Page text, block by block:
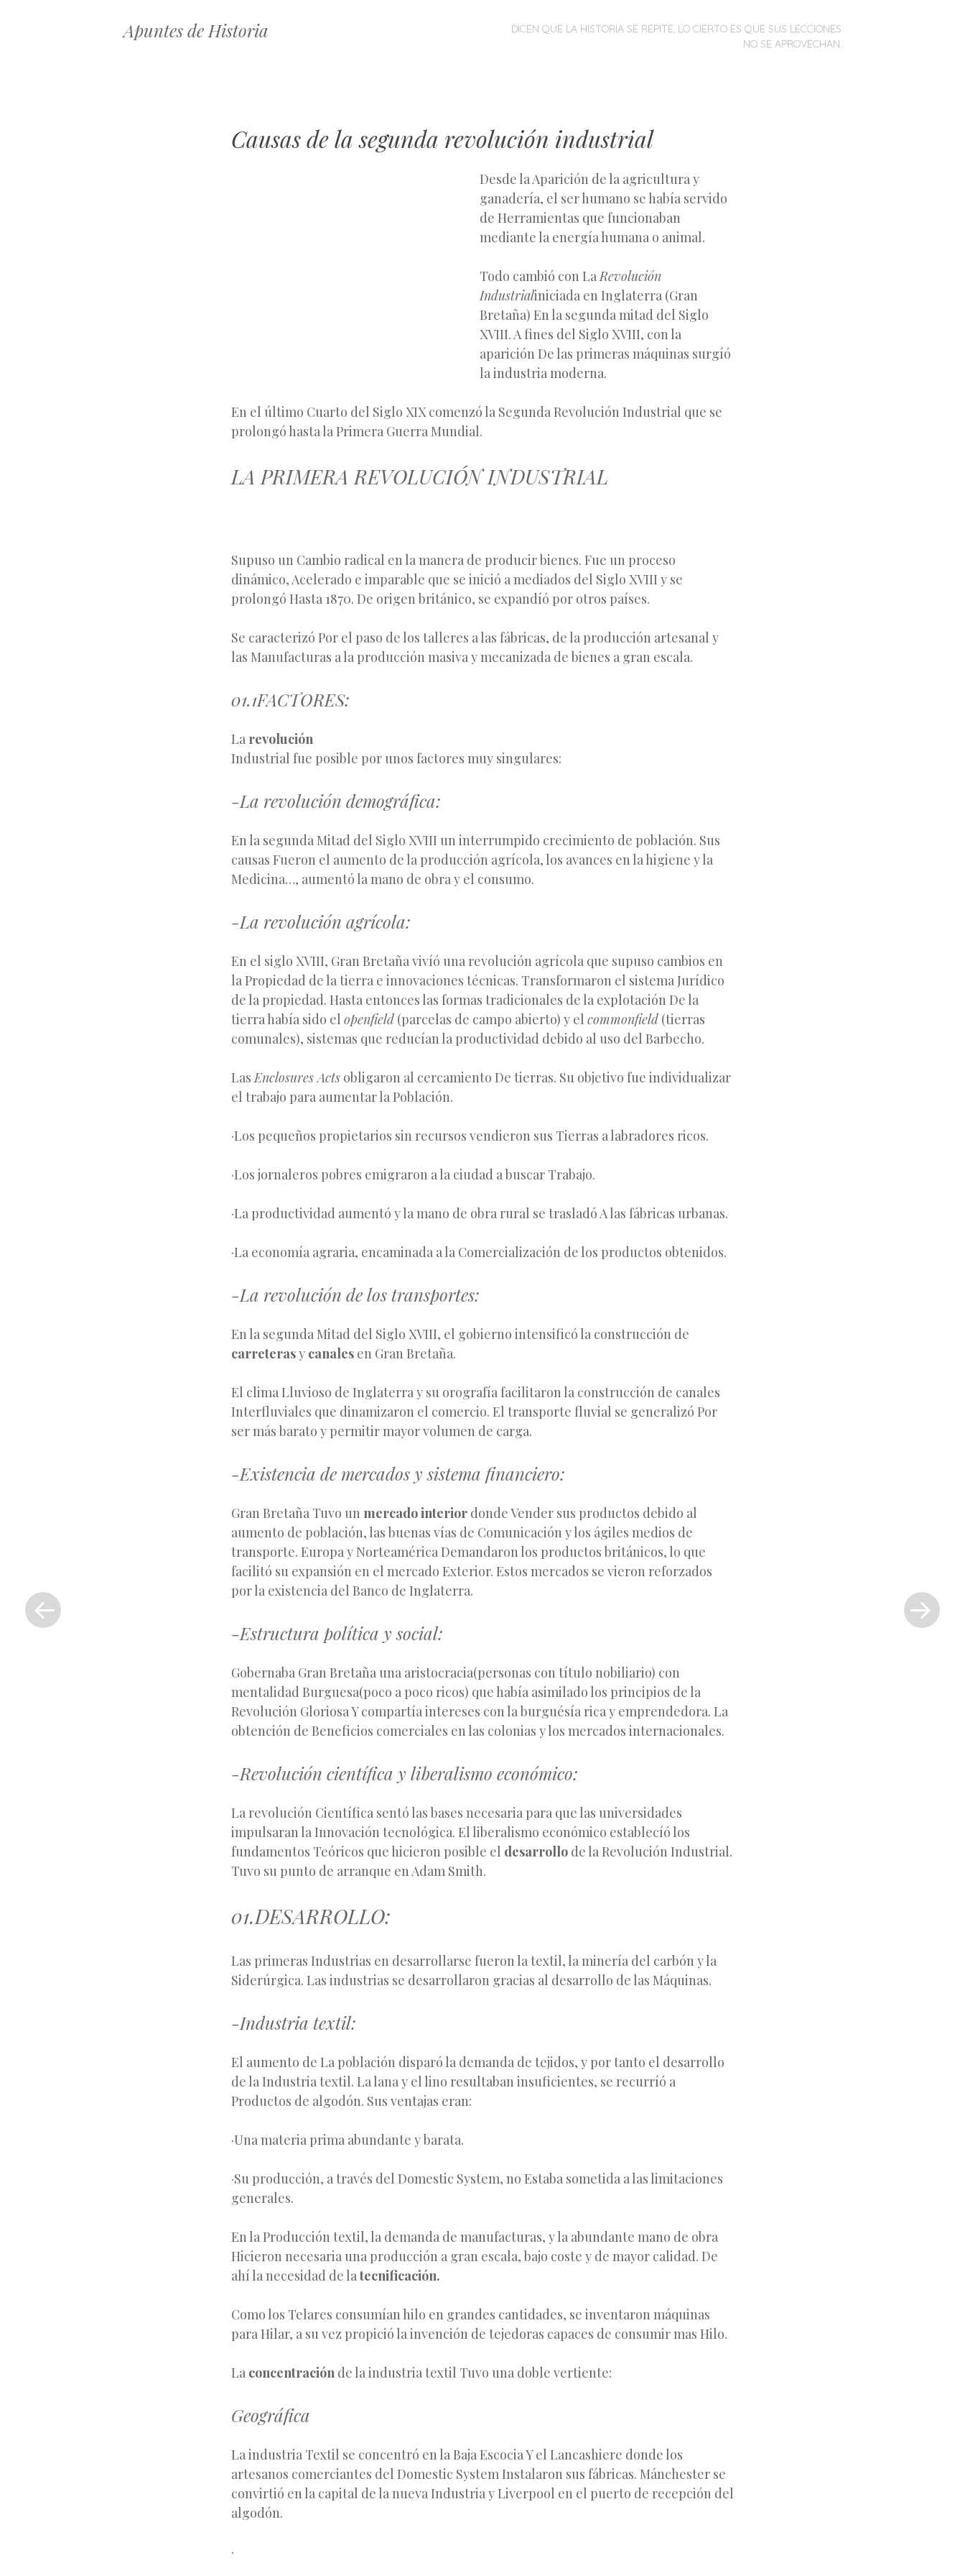
Apuntes de Historia MENÚ
SALTARDICEN QUE LA HISTORIA SE REPITE, LO CIERTO ES QUE SUS LECCIONES
NO SE APROVECHAN.
Causas de la segunda revolución industrial
Desde la Aparición de la agricultura y
ganadería, el ser humano se había servido
de Herramientas que funcionaban
mediante la energía humana o animal.
Todo cambió con LaRevolución
Industrialiniciada en Inglaterra (Gran
Bretaña) En la segunda mitad del Siglo
XVIII. A fines del Siglo XVIII, con la
aparición De las primeras máquinas surgíó
la industria moderna.
En el último Cuarto del Siglo XIX comenzó la Segunda Revolución Industrial que se
prolongó hasta la Primera Guerra Mundial.
LA PRIMERA REVOLUCIÓN INDUSTRIAL
Supuso un Cambio radical en la manera de producir bienes. Fue un proceso
dinámico, Acelerado e imparable que se inició a mediados del Siglo XVIII y se
prolongó Hasta 1870. De origen británico, se expandíó por otros países.
Se caracterizó Por el paso de los talleres a las fábricas, de la producción artesanal y
las Manufacturas a la producción masiva y mecanizada de bienes a gran escala.
01.1FACTORES:
La revolución
Industrial fue posible por unos factores muy singulares:
-La revolución demográfica:
En la segunda Mitad del Siglo XVIII un interrumpido crecimiento de población. Sus
causas Fueron el aumento de la producción agrícola, los avances en la higiene y la
Medicina…, aumentó la mano de obra y el consumo.
-La revolución agrícola:
En el siglo XVIII, Gran Bretaña vivíó una revolución agrícola que supuso cambios en
la Propiedad de la tierra e innovaciones técnicas. Transformaron el sistema Jurídico
de la propiedad. Hasta entonces las formas tradicionales de la explotación De la
tierra había sido el openfield (parcelas de campo abierto) y el commonfield (tierras
comunales), sistemas que reducían la productividad debido al uso del Barbecho.
LasEnclosures Acts obligaron al cercamiento De tierras. Su objetivo fue individualizar
el trabajo para aumentar la Población.
·Los pequeños propietarios sin recursos vendieron sus Tierras a labradores ricos.
·Los jornaleros pobres emigraron a la ciudad a buscar Trabajo.
·La productividad aumentó y la mano de obra rural se trasladó A las fábricas urbanas.
·La economía agraria, encaminada a la Comercialización de los productos obtenidos.
-La revolución de los transportes:
En la segunda Mitad del Siglo XVIII, el gobierno intensificó la construcción de
carreterasy canales en Gran Bretaña.
El clima Lluvioso de Inglaterra y su orografía facilitaron la construcción de canales
Interfluviales que dinamizaron el comercio. El transporte fluvial se generalizó Por
ser más barato y permitir mayor volumen de carga.
-Existencia de mercados y sistema financiero:
Gran Bretaña Tuvo un mercado interior donde Vender sus productos debido al
aumento de población, las buenas vías de Comunicación y los ágiles medios de
transporte. Europa y Norteamérica Demandaron los productos británicos, lo que
facilitó su expansión en el mercado Exterior. Estos mercados se vieron reforzados
por la existencia del Banco de Inglaterra.
-Estructura política y social:
Gobernaba Gran Bretaña una aristocracia(personas con título nobiliario) con
mentalidad Burguesa(poco a poco ricos) que había asimilado los principios de la
Revolución Gloriosa Y compartía intereses con la burguésía rica y emprendedora. La
obtención de Beneficios comerciales en las colonias y los mercados internacionales.
-Revolución científica y liberalismo económico:
La revolución Científica sentó las bases necesaria para que las universidades
impulsaran la Innovación tecnológica. El liberalismo económico establecíó los
fundamentos Teóricos que hicieron posible el desarrollo de la Revolución Industrial.
Tuvo su punto de arranque en Adam Smith.
01.DESARROLLO:
Las primeras Industrias en desarrollarse fueron la textil, la minería del carbón y la
Siderúrgica. Las industrias se desarrollaron gracias al desarrollo de las Máquinas.
-Industria textil:
El aumento de La población disparó la demanda de tejidos, y por tanto el desarrollo
de la Industria textil. La lana y el lino resultaban insuficientes, se recurríó a
Productos de algodón. Sus ventajas eran:
·Una materia prima abundante y barata.
·Su producción, a través del Domestic System, no Estaba sometida a las limitaciones
generales.
En la Producción textil, la demanda de manufacturas, y la abundante mano de obra
Hicieron necesaria una producción a gran escala, bajo coste y de mayor calidad. De
ahí la necesidad de latecnificación.
Como los Telares consumían hilo en grandes cantidades, se inventaron máquinas
para Hilar, a su vez propició la invención de tejedoras capaces de consumir mas Hilo.
La concentración de la industria textil Tuvo una doble vertiente:
Geográfica
La industria Textil se concentró en la Baja Escocia Y el Lancashiere donde los
artesanos comerciantes del Domestic System Instalaron sus fábricas. Mánchester se
convirtió en la capital de la nueva Industria y Liverpool en el puerto de recepción del
algodón.
·
Entrada
anterior
entrada